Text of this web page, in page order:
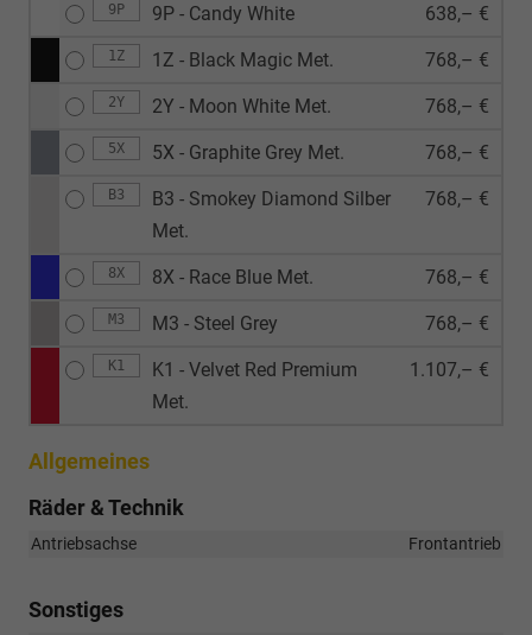
9P 9P - Candy White 638,– €
1Z 1Z - Black Magic Met. 768,– €
2Y 2Y - Moon White Met. 768,– €
5X 5X - Graphite Grey Met. 768,– €
B3
B3 - Smokey Diamond Silber
Met.
768,– €
8X 8X - Race Blue Met. 768,– €
M3 M3 - Steel Grey 768,– €
K1
K1 - Velvet Red Premium
Met.
1.107,– €
Allgemeines
Räder & Technik
Antriebsachse Frontantrieb
Sonstiges